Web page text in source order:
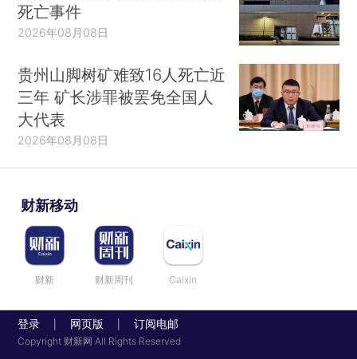
死亡事件
2026年08月08日
贵州山脚树矿难致16人死亡近
三年 矿长涉罪被罢免全国人
大代表
2026年08月08日
财新移动
财新 财新周刊 Caixin
登录 网页版 订阅电邮
Copyright 财新网 All Rights Reserved